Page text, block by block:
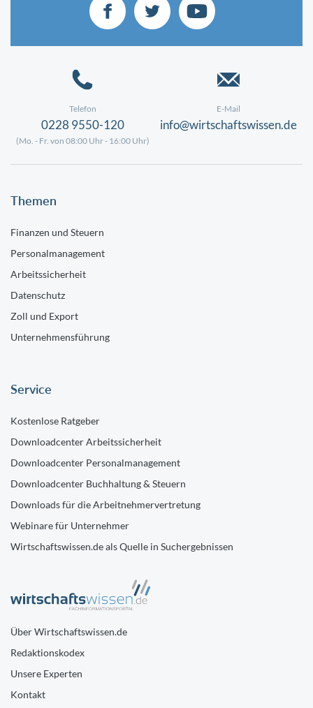
Telefon
0228 9550-120
(Mo. - Fr. von 08:00 Uhr - 16:00 Uhr)
E-Mail
info@wirtschaftswissen.de
Themen
Finanzen und Steuern
Personalmanagement
Arbeitssicherheit
Datenschutz
Zoll und Export
Unternehmensführung
Service
Kostenlose Ratgeber
Downloadcenter Arbeitssicherheit
Downloadcenter Personalmanagement
Downloadcenter Buchhaltung & Steuern
Downloads für die Arbeitnehmervertretung
Webinare für Unternehmer
Wirtschaftswissen.de als Quelle in Suchergebnissen
Über Wirtschaftswissen.de
Redaktionskodex
Unsere Experten
Kontakt